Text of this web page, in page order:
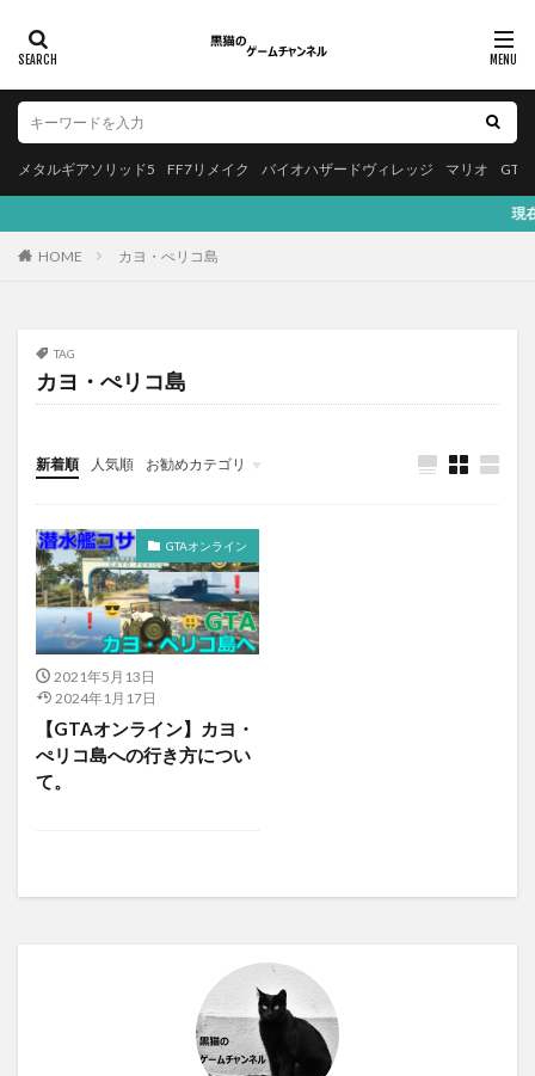
メタルギアソリッド5 FF7リメイク バイオハザードヴィレッジ マリオ GTA
現在、メタルギアソ
HOME カヨ・ぺリコ島
TAG
カヨ・ぺリコ島
新着順 人気順 お勧めカテゴリ
Apple
本・漫画
プログラミング
バイオハザード
スクエニ
アプリゲーム
YouTube
お知らせ
PS5
PS4
NintendoSwitch
音楽
GTAオンライン
2021年5月13日
2024年1月17日
【GTAオンライン】カヨ・
ぺリコ島への行き方につい
て。